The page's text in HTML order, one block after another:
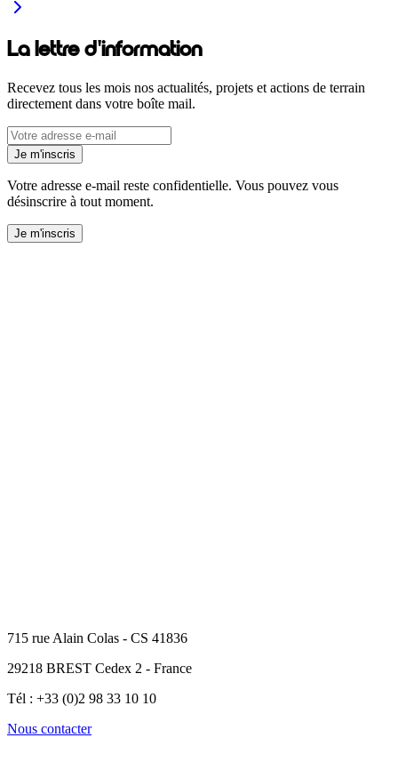
La lettre d'information
Recevez tous les mois nos actualités, projets et actions de terrain
directement dans votre boîte mail.
Je m'inscris
Votre adresse e-mail reste confidentielle. Vous pouvez vous
désinscrire à tout moment.
Je m'inscris
715 rue Alain Colas - CS 41836
29218 BREST Cedex 2 - France
Tél : +33 (0)2 98 33 10 10
Nous contacter